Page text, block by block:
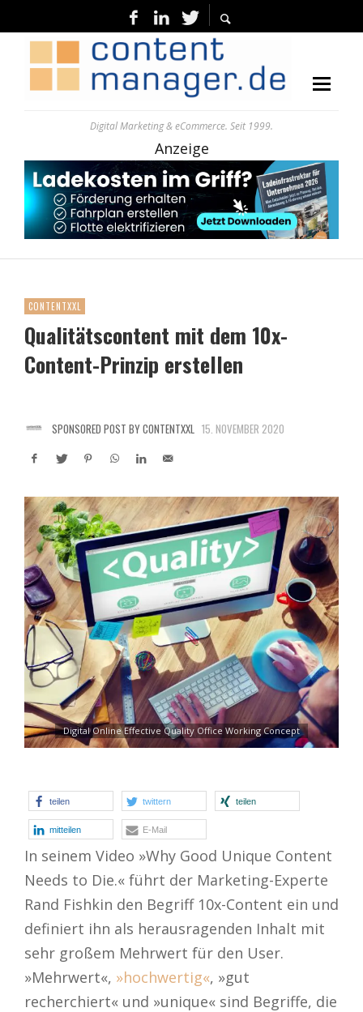
Digital Marketing & eCommerce. Seit 1999.
Anzeige
CONTENTXXL
Qualitätscontent mit dem 10x-
Content-Prinzip erstellen
SPONSORED POST BY CONTENTXXL 15. NOVEMBER 2020
Digital Online Effective Quality Office Working Concept
teilen twittern teilen
mitteilen E-Mail
In seinem Video »Why Good Unique Content
Needs to Die.« führt der Marketing-Experte
Rand Fishkin den Begriff 10x-Content ein und
definiert ihn als herausragenden Inhalt mit
sehr großem Mehrwert für den User.
»Mehrwert«, »hochwertig«, »gut
recherchiert« und »unique« sind Begriffe, die